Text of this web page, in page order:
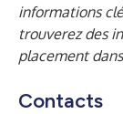
informations
trouverez des
placement
Contacts